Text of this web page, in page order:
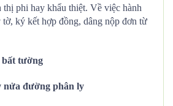
thị phi hay khẩu thiệt. Về việc hành
ký kết hợp đồng, dâng nộp đơn từ
tường
nửa đường phân ly